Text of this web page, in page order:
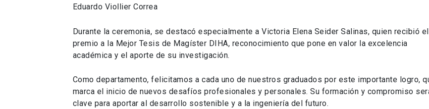
Eduardo Viollier Correa
Durante la ceremonia, se destacó especialmente a Victoria Elena Seider Salinas, quien recibió el
premio a la Mejor Tesis de Magíster DIHA, reconocimiento que pone en valor la excelencia
académica y el aporte de su investigación.
Como departamento, felicitamos a cada uno de nuestros graduados por este importante logro,
marca el inicio de nuevos desafíos profesionales y personales. Su formación y compromiso
clave para aportar al desarrollo sostenible y a la ingeniería del futuro.